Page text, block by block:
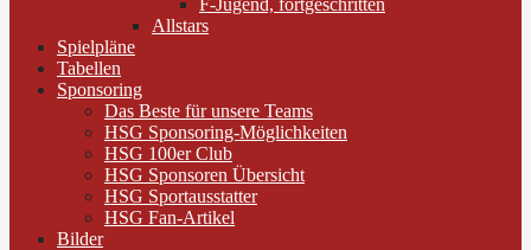
F-Jugend, fortgeschritten
Allstars
Spielpläne
Tabellen
Sponsoring
Das Beste für unsere Teams
HSG Sponsoring-Möglichkeiten
HSG 100er Club
HSG Sponsoren Übersicht
HSG Sportausstatter
HSG Fan-Artikel
Bilder